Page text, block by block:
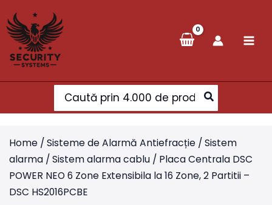
to
content
Search
for:
Home / Sisteme de Alarmă Antiefracție / Sistem
alarma / Sistem alarma cablu / Placa Centrala DSC
POWER NEO 6 Zone Extensibila la 16 Zone, 2 Partitii –
DSC HS2016PCBE